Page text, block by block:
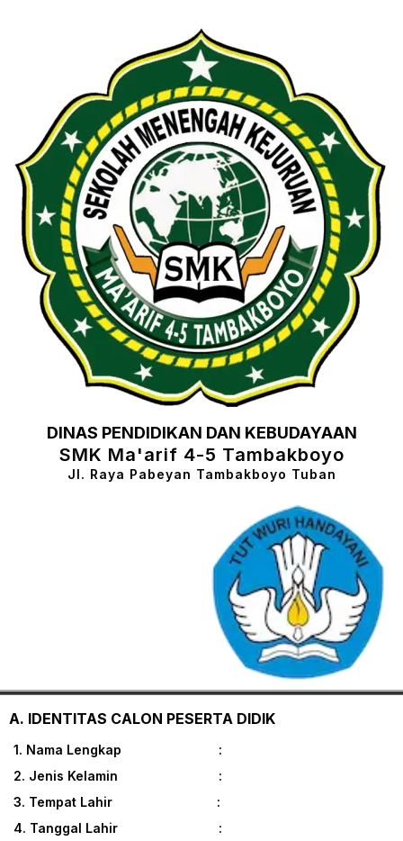
DINAS PENDIDIKAN DAN KEBUDAYAAN
SMK Ma'arif 4-5 Tambakboyo
Jl. Raya Pabeyan Tambakboyo Tuban
A. IDENTITAS CALON PESERTA DIDIK
1. Nama Lengkap :
2. Jenis Kelamin :
3. Tempat Lahir :
4. Tanggal Lahir :